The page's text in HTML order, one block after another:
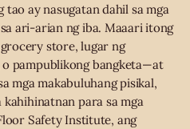
tao ay nasugatan dahil sa mga
ari-arian ng iba. Maaari itong
store, lugar ng
pampublikong bangketa—at
mga makabuluhang pisikal,
para sa mga
Safety Institute, ang